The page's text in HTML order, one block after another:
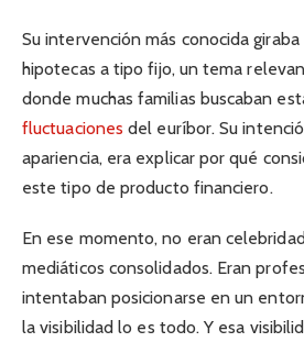
Su intervención más conocida
hipotecas a tipo fijo, un tema
donde muchas familias buscaban
fluctuaciones del euríbor. Su
apariencia, era explicar por qué
este tipo de producto financiero.
En ese momento, no eran
mediáticos consolidados. Eran
intentaban posicionarse en un
la visibilidad lo es todo. Y esa